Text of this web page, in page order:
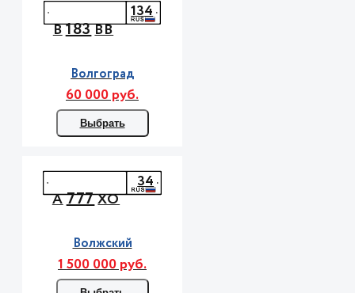
В183ВВ
134
Волгоград
60 000 руб.
Выбрать
А777ХО
34
Волжский
1 500 000 руб.